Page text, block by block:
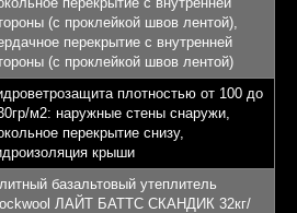
(с проклейкой швов лентой),
перекрытие с внутренней
(с проклейкой швов лентой)
плотностью от 100 до
м2: наружные стены снаружи,
перекрытие снизу,
крыши
базальтовый утеплитель
ЛАЙТ БАТТС СКАНДИК 32кг/